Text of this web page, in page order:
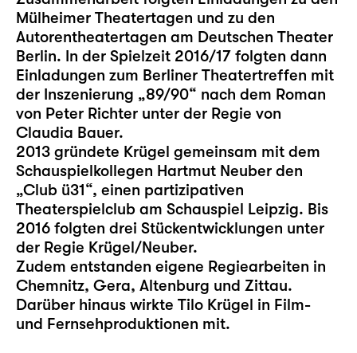
Mülheimer Theatertagen und zu den
Autorentheatertagen am Deutschen Theater
Berlin. In der Spielzeit 2016/17 folgten dann
Einladungen zum Berliner Theatertreffen mit
der Inszenierung „89/90“ nach dem Roman
von Peter Richter unter der Regie von
Claudia Bauer.
2013 gründete Krügel gemeinsam mit dem
Schauspielkollegen Hartmut Neuber den
„Club ü31“, einen partizipativen
Theaterspielclub am Schauspiel Leipzig. Bis
2016 folgten drei Stückentwicklungen unter
der Regie Krügel/Neuber.
Zudem entstanden eigene Regiearbeiten in
Chemnitz, Gera, Altenburg und Zittau.
Darüber hinaus wirkte Tilo Krügel in Film-
und Fernsehproduktionen mit.